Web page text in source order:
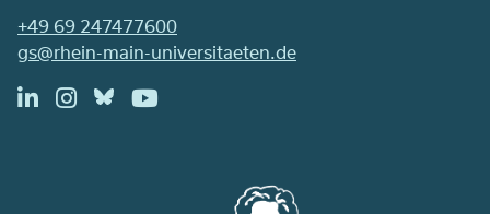
+49 69 247477600
gs@rhein-main-universitaeten.de